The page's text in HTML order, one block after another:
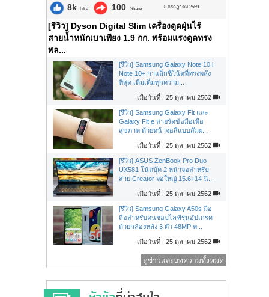
8k Like 100 Share 8 กรกฎาคม 2559
[รีวิว] Dyson Digital Slim เครื่องดูดฝุ่นไร้
สายน้ำหนักเบาเพียง 1.9 กก. พร้อมแรงดูดทรง
พล...
[รีวิว] Samsung Galaxy Note 10 l
Note 10+ กาแล็กซี่โน้ตที่ทรงพลัง
ที่สุด เติมเต็มทุกความ...
เมื่อวันที่ : 25 ตุลาคม 2562
[รีวิว] Samsung Galaxy Fit และ
Galaxy Fit e สายรัดข้อมือเพื่อ
สุขภาพ ด้วยหน้าจอสีแบบสัมผ...
เมื่อวันที่ : 25 ตุลาคม 2562
[รีวิว] ASUS ZenBook Pro Duo
UX581 โน้ตบุ๊ค 2 หน้าจอสำหรับ
สาย Creator จอใหญ่ 15.6+14 นิ...
เมื่อวันที่ : 25 ตุลาคม 2562
[รีวิว] Samsung Galaxy A50s มือ
ถือสำหรับคนชอบไลฟ์รุ่นอัปเกรด
ด้วยกล้องหลัง 3 ตัว 48MP พ...
เมื่อวันที่ : 25 ตุลาคม 2562
ดูข่าวและบทความทั้งหมด